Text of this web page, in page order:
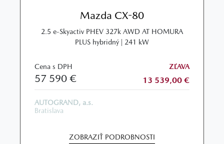
Mazda CX-80
2.5 e-Skyactiv PHEV 327k AWD AT HOMURA
PLUS hybridný | 241 kW
Cena s DPH
57 590 €
ZĽAVA
13 539,00 €
AUTOGRAND, a.s.
Bratislava
ZOBRAZIŤ PODROBNOSTI